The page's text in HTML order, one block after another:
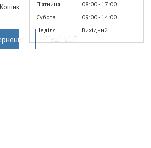
Кошик
Наші філії
Пʼятниця
08:00 17:00
Субота
09:00 14:00
Неділя
Вихідний